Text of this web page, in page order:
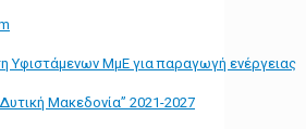
Υφιστάμενων ΜμΕ για παραγωγή ενέργειας
Μακεδονία” 2021-2027